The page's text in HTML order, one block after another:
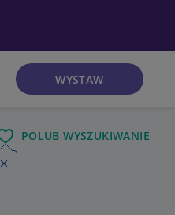
WYSTAW
POLUB WYSZUKIWANIE
Zamknij wskazówkę